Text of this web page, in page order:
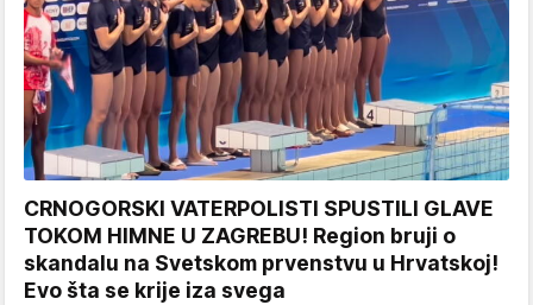
CRNOGORSKI VATERPOLISTI SPUSTILI GLAVE
TOKOM HIMNE U ZAGREBU! Region bruji o
skandalu na Svetskom prvenstvu u Hrvatskoj!
Evo šta se krije iza svega